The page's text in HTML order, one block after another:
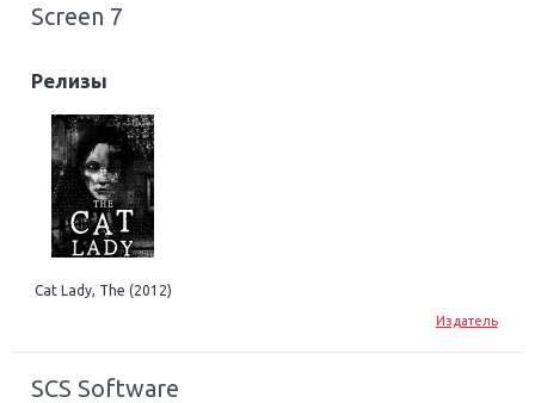
Screen 7
Релизы
Cat Lady, The (2012)
Издатель
SCS Software